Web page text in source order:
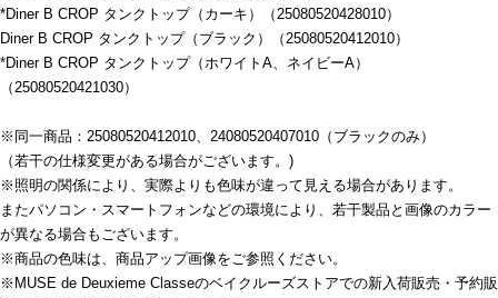
*Diner B CROP タンクトップ（カーキ）（25080520428010）
Diner B CROP タンクトップ（ブラック）（25080520412010）
*Diner B CROP タンクトップ（ホワイトA、ネイビーA）
（25080520421030）
※同一商品：25080520412010、24080520407010（ブラックのみ）
（若干の仕様変更がある場合がございます。)
※照明の関係により、実際よりも色味が違って見える場合があります。
またパソコン・スマートフォンなどの環境により、若干製品と画像のカラー
が異なる場合もございます。
※商品の色味は、商品アップ画像をご参照ください。
※MUSE de Deuxieme Classeのベイクルーズストアでの新入荷販売・予約販